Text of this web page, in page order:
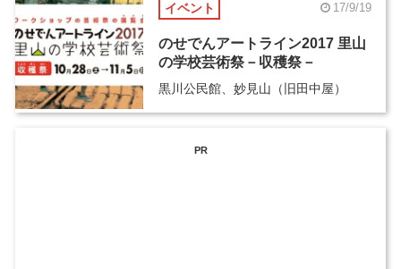
イベント 17/9/19
のせでんアートライン2017 里山
の学校芸術祭－収穫祭－
黒川公民館、妙見山（旧田中屋）
PR